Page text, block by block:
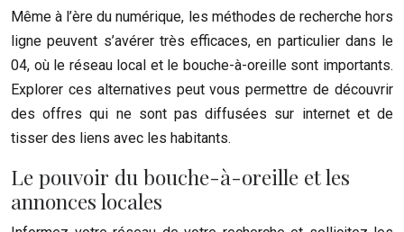
Même à l’ère du numérique, les méthodes de recherche hors
ligne peuvent s’avérer très efficaces, en particulier dans le
04, où le réseau local et le bouche-à-oreille sont importants.
Explorer ces alternatives peut vous permettre de découvrir
des offres qui ne sont pas diffusées sur internet et de
tisser des liens avec les habitants.
Le pouvoir du bouche-à-oreille et les
annonces locales